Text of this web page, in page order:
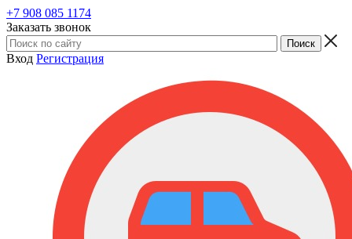
+7 908 085 1174
Заказать звонок
Вход Регистрация